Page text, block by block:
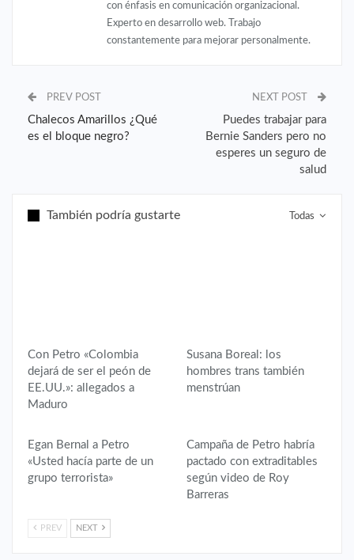
con énfasis en comunicación organizacional.
Experto en desarrollo web. Trabajo
constantemente para mejorar personalmente.
PREV POST
Chalecos Amarillos ¿Qué
es el bloque negro?
NEXT POST
Puedes trabajar para
Bernie Sanders pero no
esperes un seguro de
salud
Todas
También podría gustarte
Con Petro «Colombia
dejará de ser el peón de
EE.UU.»: allegados a
Maduro
Susana Boreal: los
hombres trans también
menstrúan
Egan Bernal a Petro
«Usted hacía parte de un
grupo terrorista»
Campaña de Petro habría
pactado con extraditables
según video de Roy
Barreras
PREV NEXT